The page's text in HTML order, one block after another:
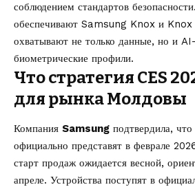
соблюдением стандартов
обеспечивают Samsung Knox и
охватывают не только данные, но и
биометрические профили.
Что стратегия CES
для рынка Молдовы
Компания Samsung подтвердила,
официально представят в феврале
старт продаж ожидается весной,
апреле. Устройства поступят в